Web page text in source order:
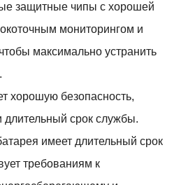
защитные чипы с хорошей
мониторингом и
максимально устранить
хорошую безопасность,
срок службы.
имеет длительный срок
требованиям к